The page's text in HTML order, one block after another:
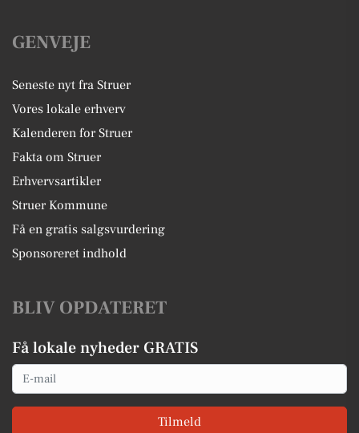
GENVEJE
Seneste nyt fra Struer
Vores lokale erhverv
Kalenderen for Struer
Fakta om Struer
Erhvervsartikler
Struer Kommune
Få en gratis salgsvurdering
Sponsoreret indhold
BLIV OPDATERET
Få lokale nyheder GRATIS
Email
Tilmeld